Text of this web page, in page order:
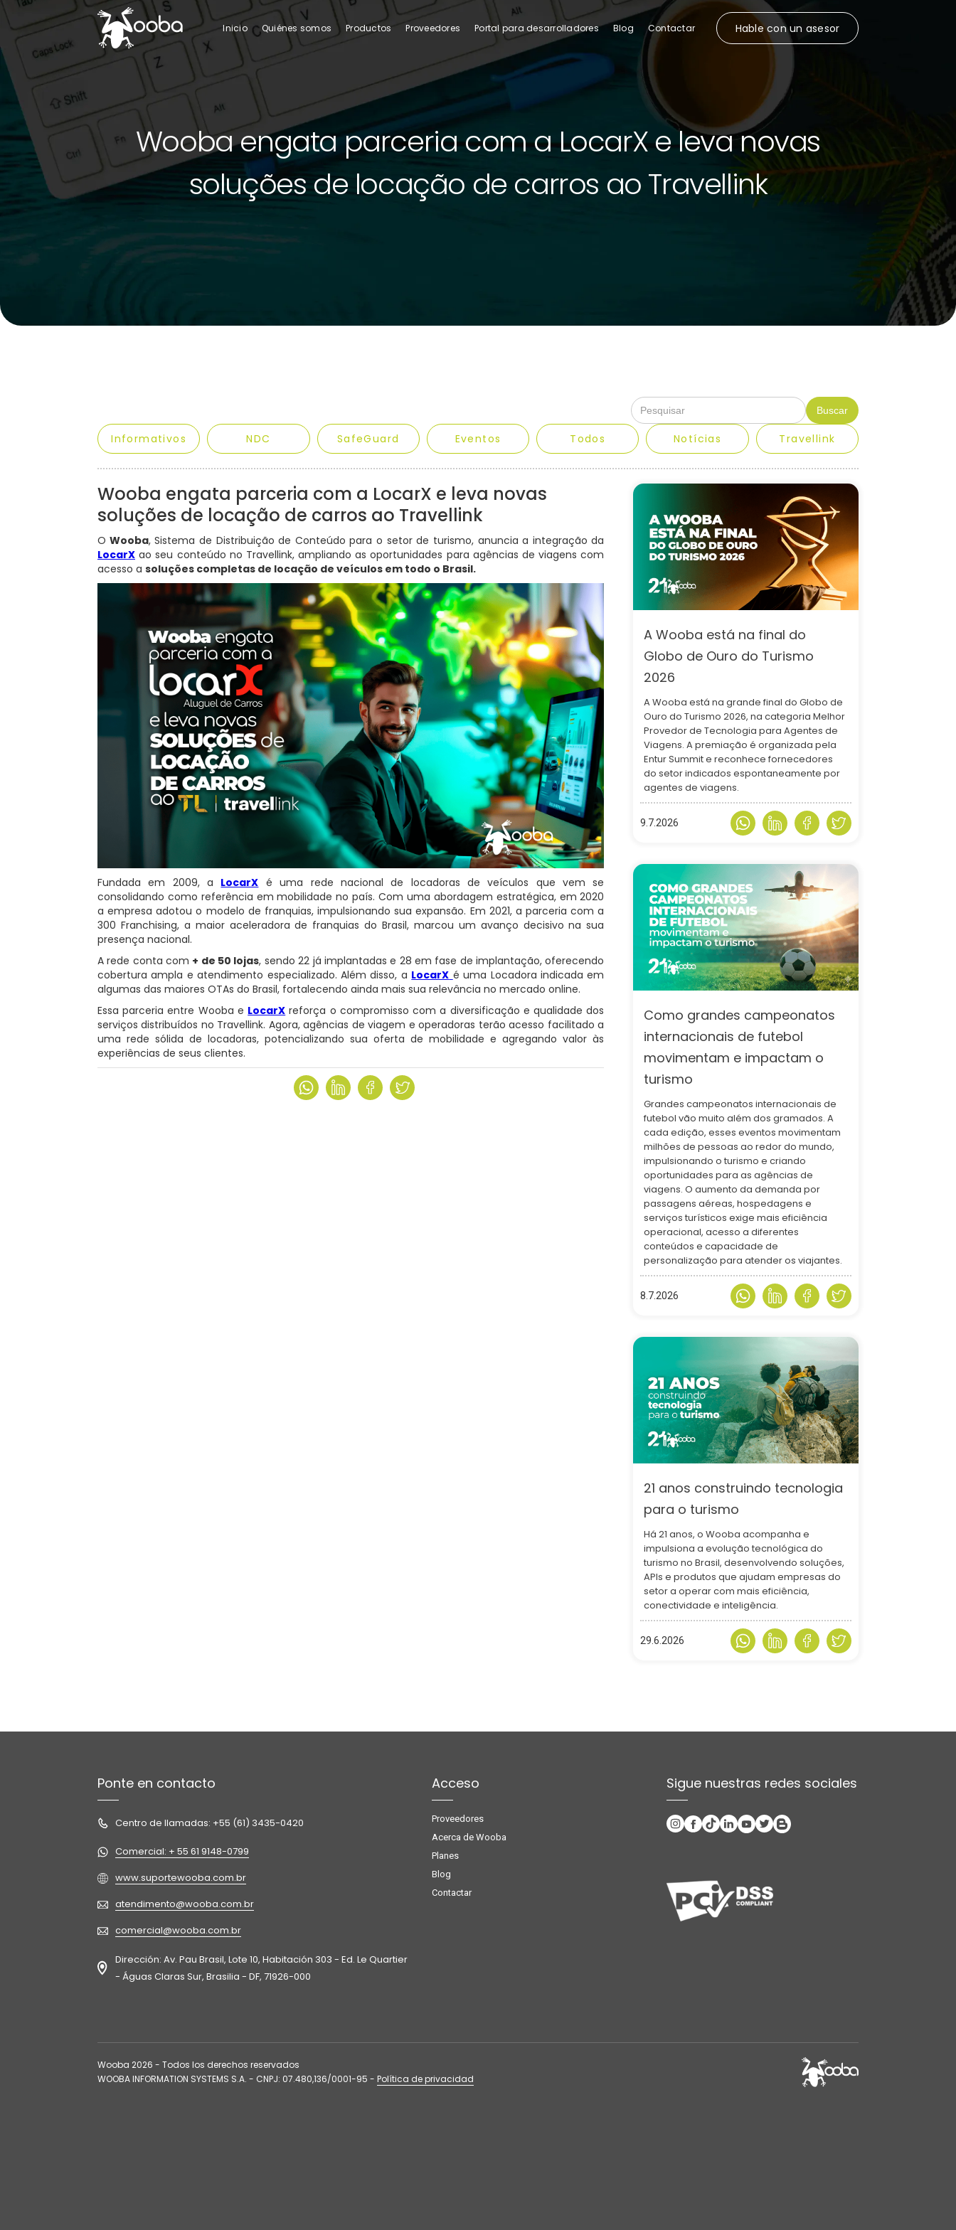
Inicio Quiénes somos Productos Proveedores Portal para desarrolladores Blog Contactar Hable con un asesor
Wooba engata parceria com a LocarX e leva novas
soluções de locação de carros ao Travellink
NDC SafeGuard
Informativos Eventos Todos Notícias Travellink
Wooba engata parceria com a LocarX e leva novas
soluções de locação de carros ao Travellink
O Wooba, Sistema de Distribuição de Conteúdo para o setor de turismo, anuncia a integração da
LocarX ao seu conteúdo no Travellink, ampliando as oportunidades para agências de viagens com
acesso a soluções completas de locação de veículos em todo o Brasil.
Fundada em 2009, a LocarX é uma rede nacional de locadoras de veículos que vem se
consolidando como referência em mobilidade no país. Com uma abordagem estratégica, em 2020
a empresa adotou o modelo de franquias, impulsionando sua expansão. Em 2021, a parceria com a
300 Franchising, a maior aceleradora de franquias do Brasil, marcou um avanço decisivo na sua
presença nacional.
A rede conta com + de 50 lojas, sendo 22 já implantadas e 28 em fase de implantação, oferecendo
cobertura ampla e atendimento especializado. Além disso, a LocarX é uma Locadora indicada em
algumas das maiores OTAs do Brasil, fortalecendo ainda mais sua relevância no mercado online.
Essa parceria entre Wooba e LocarX reforça o compromisso com a diversificação e qualidade dos
serviços distribuídos no Travellink. Agora, agências de viagem e operadoras terão acesso facilitado a
uma rede sólida de locadoras, potencializando sua oferta de mobilidade e agregando valor às
experiências de seus clientes.
A Wooba está na final do
Globo de Ouro do Turismo
2026
A Wooba está na grande final do Globo de
Ouro do Turismo 2026, na categoria Melhor
Provedor de Tecnologia para Agentes de
Viagens. A premiação é organizada pela
Entur Summit e reconhece fornecedores
do setor indicados espontaneamente por
agentes de viagens.
9.7.2026
Como grandes campeonatos
internacionais de futebol
movimentam e impactam o
turismo
Grandes campeonatos internacionais de
futebol vão muito além dos gramados. A
cada edição, esses eventos movimentam
milhões de pessoas ao redor do mundo,
impulsionando o turismo e criando
oportunidades para as agências de
viagens. O aumento da demanda por
passagens aéreas, hospedagens e
serviços turísticos exige mais eficiência
operacional, acesso a diferentes
conteúdos e capacidade de
personalização para atender os viajantes.
8.7.2026
21 anos construindo tecnologia
para o turismo
Há 21 anos, o Wooba acompanha e
impulsiona a evolução tecnológica do
turismo no Brasil, desenvolvendo soluções,
APIs e produtos que ajudam empresas do
setor a operar com mais eficiência,
conectividade e inteligência.
29.6.2026
Ponte en contacto
Centro de llamadas: +55 (61) 3435-0420
Comercial: + 55 61 9148-0799
www.suportewooba.com.br
atendimento@wooba.com.br
comercial@wooba.com.br
Dirección: Av. Pau Brasil, Lote 10, Habitación 303 - Ed. Le Quartier
- Águas Claras Sur, Brasilia - DF, 71926-000
Acceso
Proveedores
Acerca de Wooba
Planes
Blog
Contactar
Sigue nuestras redes sociales
Wooba 2026 - Todos los derechos reservados
WOOBA INFORMATION SYSTEMS S.A. - CNPJ: 07.480,136/0001-95 - Política de privacidad